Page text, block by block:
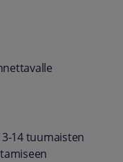
14 tuumaisten